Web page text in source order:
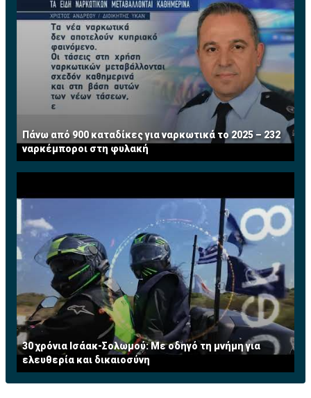
Πάνω από 900 καταδίκες για ναρκωτικά το 2025 – 232
ναρκέμποροι στη φυλακή
30 χρόνια Ισάακ-Σολωμού: Με οδηγό τη μνήμη για
ελευθερία και δικαιοσύνη